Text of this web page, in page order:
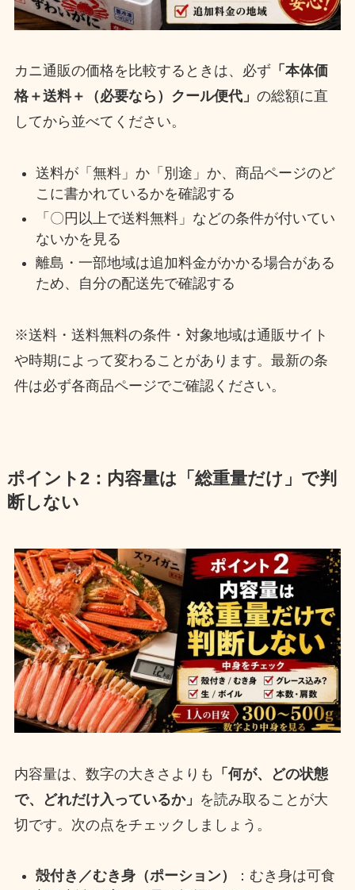
カニ通販の価格を比較するときは、必ず 「本体価
格＋送料＋（必要なら）クール便代」 の総額に直
してから並べてください。
送料が「無料」か「別途」か、商品ページのど
こに書かれているかを確認する
「〇円以上で送料無料」などの条件が付いてい
ないかを見る
離島・一部地域は追加料金がかかる場合がある
ため、自分の配送先で確認する
※送料・送料無料の条件・対象地域は通販サイト
や時期によって変わることがあります。最新の条
件は必ず各商品ページでご確認ください。
ポイント2：内容量は「総重量だけ」で判
断しない
内容量は、数字の大きさよりも
「何が、どの状態
で、どれだけ入っているか」 を読み取ることが大
切です。次の点をチェックしましょう。
殻付き／むき身（ポーション）
：むき身は可食